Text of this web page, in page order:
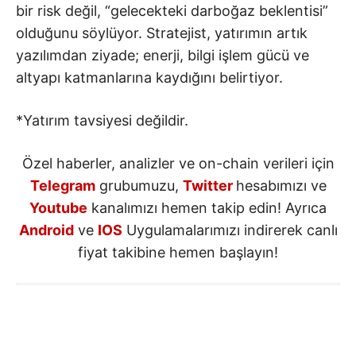
bir risk değil, “gelecekteki darboğaz beklentisi”
olduğunu söylüyor. Stratejist, yatırımın artık
yazılımdan ziyade; enerji, bilgi işlem gücü ve
altyapı katmanlarına kaydığını belirtiyor.
*Yatırım tavsiyesi değildir.
Özel haberler, analizler ve on-chain verileri için
Telegramgrubumuzu, Twitter hesabımızı ve
Youtube kanalımızı hemen takip edin! Ayrıca
Androidve IOS Uygulamalarımızı indirerek canlı
fiyat takibine hemen başlayın!